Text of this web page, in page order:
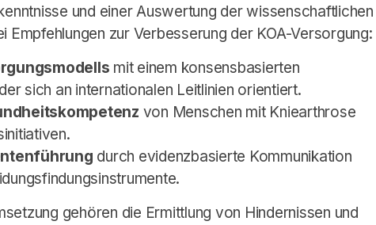
und einer Auswertung der wissenschaftlichen
Empfehlungen zur Verbesserung der KOA-Versorgung:
mit einem konsensbasierten
sich an internationalen Leitlinien orientiert.
von Menschen mit Kniearthrose
durch evidenzbasierte Kommunikation
gehören die Ermittlung von Hindernissen und